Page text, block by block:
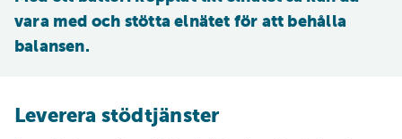
vara med och stötta elnätet för att behålla
balansen.
Leverera stödtjänster